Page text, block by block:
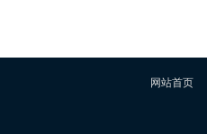
网站首页